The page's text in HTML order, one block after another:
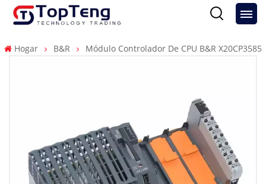
Hogar B&R Módulo Controlador De CPU B&R X20CP3585